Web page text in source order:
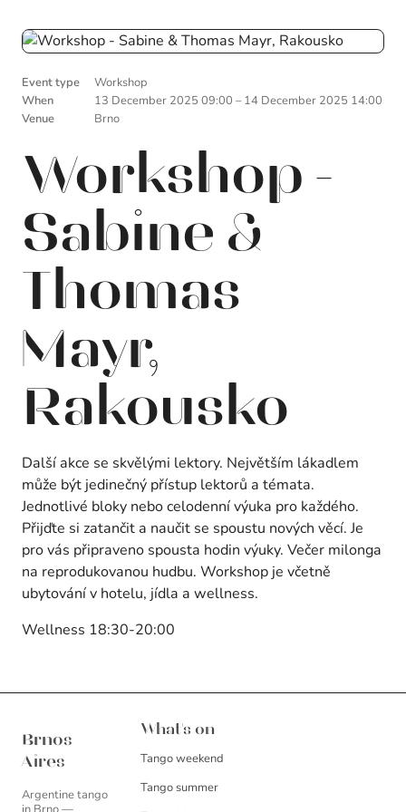
Event type
Workshop
When
13 December 2025 09:00 –14 December 2025 14:00
Venue
Brno
Workshop -
Sabine &
Thomas
Mayr,
Rakousko
Další akce se skvělými lektory. Největším lákadlem
může být jedinečný přístup lektorů a témata.
Jednotlivé bloky nebo celodenní výuka pro každého.
Přijďte si zatančit a naučit se spoustu nových věcí. Je
pro vás připraveno spousta hodin výuky. Večer milonga
na reprodukovanou hudbu. Workshop je včetně
ubytování v hotelu, jídla a wellness.
Wellness 18:30-20:00
Brnos
Aires
Argentine tango
What's on
Tango weekend
Tango summer